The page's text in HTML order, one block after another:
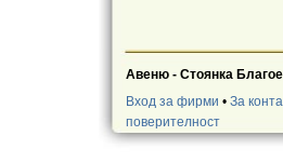
Авеню - Стоянка
Вход за фирми • За
поверителност